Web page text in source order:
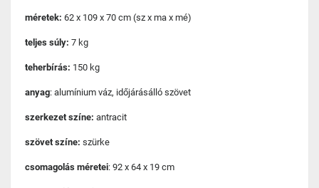
méretek: 62 x 109 x 70 cm (sz x ma x mé)
teljes súly: 7 kg
teherbírás: 150 kg
anyag: alumínium váz, időjárásálló szövet
szerkezet színe: antracit
szövet színe: szürke
csomagolás méretei: 92 x 64 x 19 cm